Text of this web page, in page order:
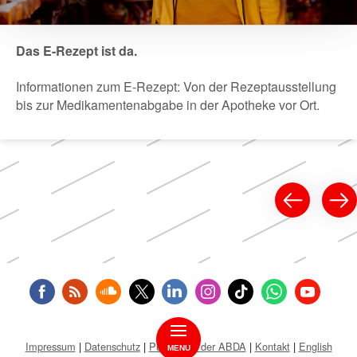
MENU
Das E-Rezept ist da.
Informationen zum E-Rezept: Von der Rezeptausstellung
bis zur Medikamentenabgabe in der Apotheke vor Ort.
Impressum Datenschutz Public Key der ABDA Kontakt English